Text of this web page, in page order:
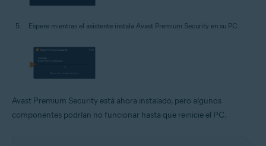
Espere mientras el asistente instala Avast Premium Security en su PC.
Avast Premium Security está ahora instalado, pero algunos
componentes podrían no funcionar hasta que reinicie el PC.